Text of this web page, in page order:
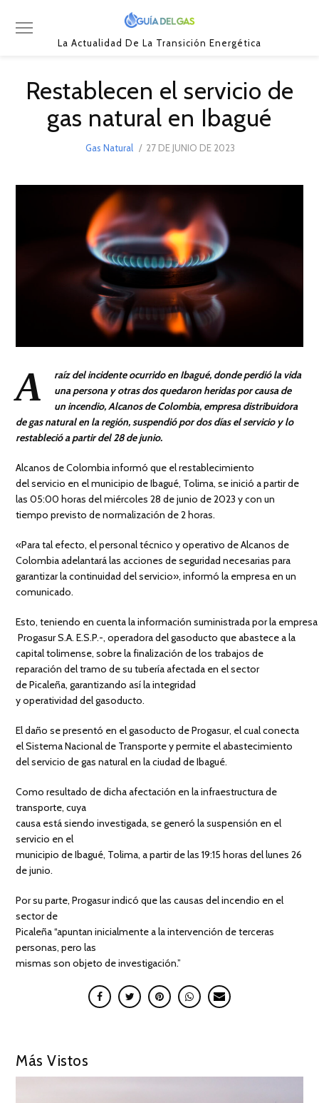
La Actualidad De La Transición Energética
Restablecen el servicio de
gas natural en Ibagué
Gas Natural
POSTED
27 DE JUNIO DE 2023
A
raíz del incidente ocurrido en Ibagué, donde perdió la vida
una persona y otras dos quedaron heridas por causa de
un incendio, Alcanos de Colombia, empresa distribuidora
de gas natural en la región, suspendió por dos días el servicio y lo
restableció a partir del 28 de junio.
Alcanos de Colombia informó que el restablecimiento
del servicio en el municipio de Ibagué, Tolima, se inició a partir de
las 05:00 horas del miércoles 28 de junio de 2023 y con un
tiempo previsto de normalización de 2 horas.
«Para tal efecto, el personal técnico y operativo de Alcanos de
Colombia adelantará las acciones de seguridad necesarias para
garantizar la continuidad del servicio», informó la empresa en un
comunicado.
Esto, teniendo en cuenta la información suministrada por la
Progasur S.A. E.S.P.-, operadora del gasoducto que abastece a la
capital tolimense, sobre la finalización de los trabajos de
reparación del tramo de su tubería afectada en el sector
de Picaleña, garantizando así la integridad
y operatividad del gasoducto.
El daño se presentó en el gasoducto de Progasur, el cual conecta
el Sistema Nacional de Transporte y permite el abastecimiento
del servicio de gas natural en la ciudad de Ibagué.
Como resultado de dicha afectación en la infraestructura de
transporte, cuya
causa está siendo investigada, se generó la suspensión en el
servicio en el
municipio de Ibagué, Tolima, a partir de las 19:15 horas del lunes 26
de junio.
Por su parte, Progasur indicó que las causas del incendio en el
sector de
Picaleña “apuntan inicialmente a la intervención de terceras
personas, pero las
mismas son objeto de investigación.”
Más Vistos